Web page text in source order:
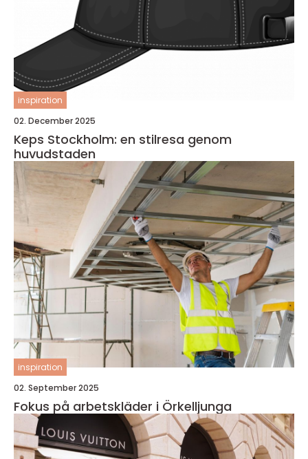
inspiration
02. December 2025
Keps Stockholm: en stilresa genom
huvudstaden
inspiration
02. September 2025
Fokus på arbetskläder i Örkelljunga